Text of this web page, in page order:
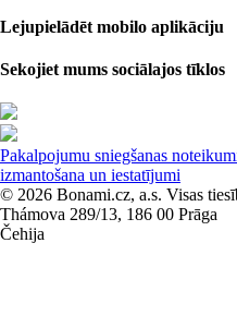
Lejupielādēt mobilo aplikāciju
Sekojiet mums sociālajos tīklos
Pakalpojumu sniegšanas
izmantošana un iestatījumi
© 2026 Bonami.cz, a.s. Visas
Thámova 289/13, 186 00 Prāga
Čehija